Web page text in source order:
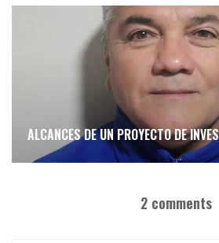
ALCANCES DE UN PROYECTO DE
2 comments